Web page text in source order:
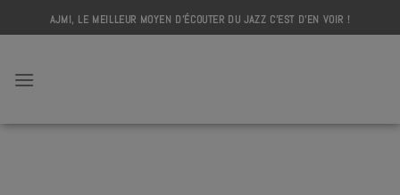
to
AJMI, LE MEILLEUR MOYEN D'ÉCOUTER DU JAZZ C'EST D'EN VOIR !